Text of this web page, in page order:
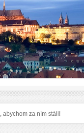
abychom za ním stáli!